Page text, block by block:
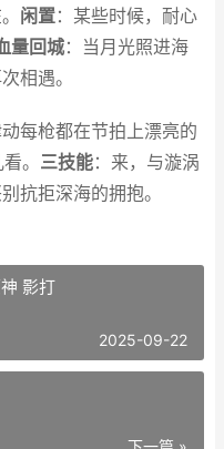
闲置：某些时候，耐心
量回城：当月光照进海
相遇。
每枪都在节拍上漂亮的
。 三技能：来，与漩涡
抗拒深海的拥抱。
影打
2025-09-22